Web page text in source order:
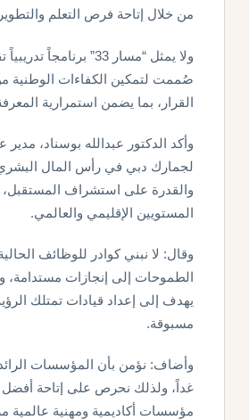
من خلال إتاحة فرص التعلم
ولا يمثل “مسار 33”
صُممت لتمكين الكفاءات الوطنية
القرار، بما يضمن استمرارية
لجمارك دبي في رأس المال البشري،
والقدرة على استشراف المستقبل،
المستويين الإقليمي والعالمي.
وقال: لا نبني كوادر للوظائف
يهدف إلى إعداد قيادات تمتلك
مسبوقة.
وأضاف: نؤمن بأن المؤسسات
غداً، ولذلك نحرص على إتاحة أفضل
مؤسسات أكاديمية ومهنية عالمية